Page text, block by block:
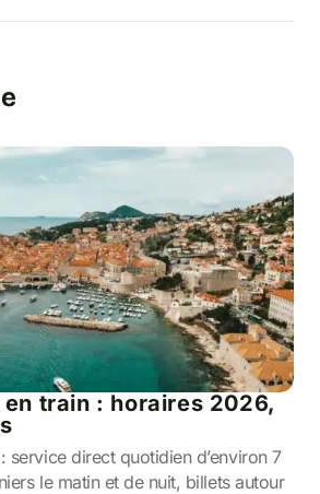
train : horaires 2026,
service direct quotidien d’environ 7
le matin et de nuit, billets autour